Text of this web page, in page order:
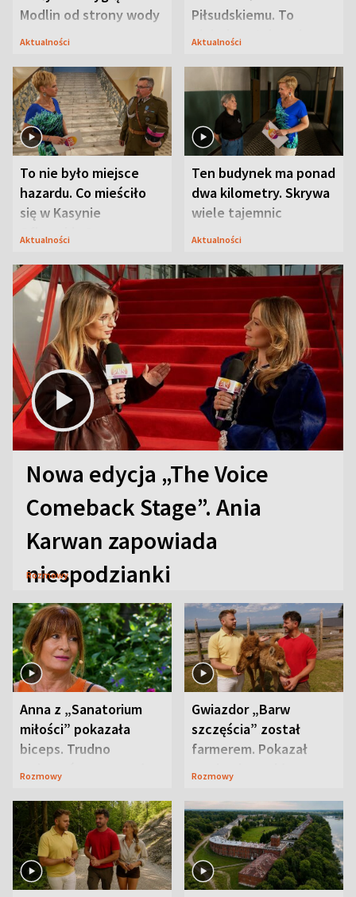
Modlin od strony wody
Aktualności
Piłsudskiemu. To
niejedyna tajemnica
Aktualności
To nie było miejsce
hazardu. Co mieściło
się w Kasynie
Oficerskim?
Aktualności
Ten budynek ma ponad
dwa kilometry. Skrywa
wiele tajemnic
Aktualności
Nowa edycja „The Voice
Comeback Stage”. Ania
Karwan zapowiada
niespodzianki
Rozmowy
Anna z „Sanatorium
miłości” pokazała
biceps. Trudno
uwierzyć, co przeszła
Rozmowy
Gwiazdor „Barw
szczęścia” został
farmerem. Pokazał
swoje niezwykłe
Rozmowy